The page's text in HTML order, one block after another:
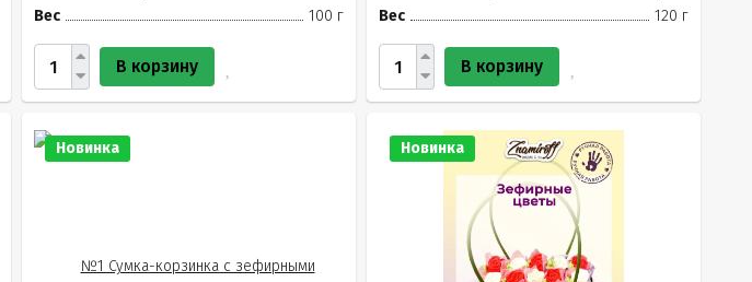
Вес
100 г
В корзину
Вес
120 г
В корзину
Новинка Новинка